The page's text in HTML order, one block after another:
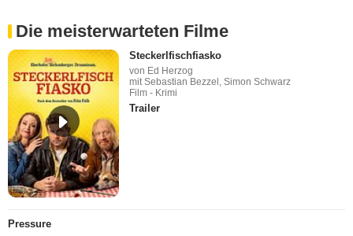
Die meisterwarteten Filme
Steckerlfischfiasko
von Ed Herzog
mit Sebastian Bezzel, Simon Schwarz
Film - Krimi
Trailer
Pressure